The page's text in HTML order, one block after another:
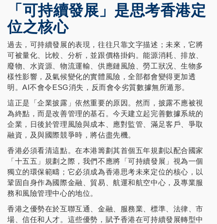
「可持續發展」是思考香港定
位之核心
過去，可持續發展的表現，往往只靠文字描述；未來，它將
可被量化、比較、分析，並跟價格掛鈎。能源消耗、排放、
廢物、水資源、物流運輸、供應鏈風險、勞工狀况、生物多
樣性影響，及氣候變化的實體風險，全部都會變得更加透
明。AI不會令ESG消失，反而會令劣質數據無所遁形。
這正是「企業披露」依然重要的原因。然而，披露不應被視
為終點，而是改善管理的基石。今天建立起完善數據系統的
企業，日後於管理風險與成本、應對監管、滿足客戶、爭取
融資，及與國際競爭時，將佔盡先機。
香港必須看清這點。在本港籌劃其首個五年規劃以配合國家
「十五五」規劃之際，我們不應將「可持續發展」視為一個
獨立的環保範疇；它必須成為香港思考未來定位的核心，以
鞏固自身作為國際金融、貿易、航運和航空中心，及專業服
務和風險管理中心的地位。
香港之優勢在於互聯互通、金融、服務業、標準、法律、市
場、信任和人才。這些優勢，賦予香港在可持續發展轉型中